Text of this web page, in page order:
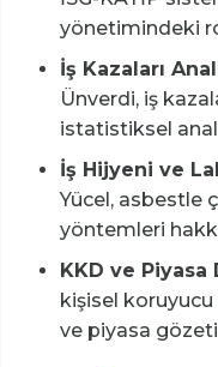
yönetimindeki
İş Kazaları
Ünverdi, iş
istatistiksel
İş Hijyeni ve
Yücel, asbestle
yöntemleri
KKD ve
kişisel koruyucu
ve piyasa